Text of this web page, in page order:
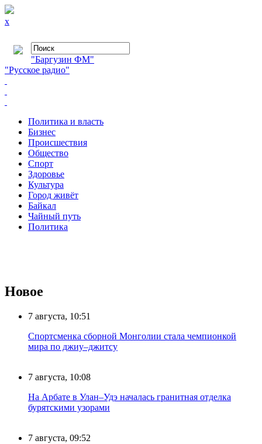
x
"Баргузин ФМ"
"Русское радио"
Политика и власть
Бизнес
Происшествия
Общество
Cпорт
Здоровье
Культура
Город живёт
Байкал
Чайный путь
Политика
Новое
7 августа, 10:51
Спортсменка сборной Монголии стала чемпионкой
мира по джиу–джитсу
7 августа, 10:08
На Арбате в Улан–Удэ началась гранитная отделка
бурятскими узорами
7 августа, 09:52